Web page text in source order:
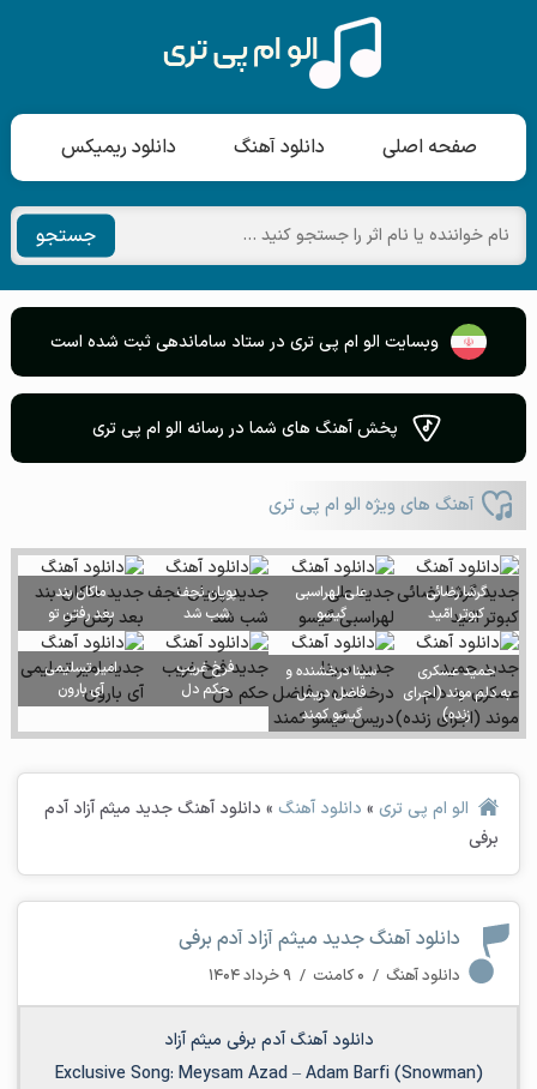
صفحه اصلی دانلود آهنگ دانلود ریمیکس
جستجو
وبسایت الو ام پی تری در ستاد ساماندهی ثبت شده است
پخش آهنگ های شما در رسانه الو ام پی تری
آهنگ های ویژه الو ام پی تری
گرشا رضائی
کبوتر امّید
علی لهراسبی
گیسو
پویان نجف
شب شد
ماکان بند
بعد رفتن تو
حمید عسکری
به دلم موند (اجرای
زنده)
سینا درخشنده و
فاضل دریس
گیسو کمند
فرخ غریب
حکم دل
امیر تسلیمی
آی بارون
الو ام پی تری» دانلود آهنگ » دانلود آهنگ جدید میثم آزاد آدم
برفی
دانلود آهنگ جدید میثم آزاد آدم برفی
دانلود آهنگ / ۰ کامنت / ۹ خرداد ۱۴۰۴
دانلود آهنگ آدم برفی میثم آزاد
Exclusive Song: Meysam Azad–Adam Barfi (Snowman)